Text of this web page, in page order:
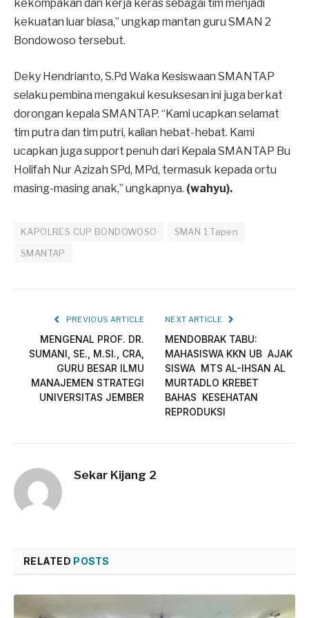
kekompakan dan kerja keras sebagai tim menjadi
kekuatan luar biasa,” ungkap mantan guru SMAN 2
Bondowoso tersebut.
Deky Hendrianto, S.Pd Waka Kesiswaan SMANTAP
selaku pembina mengakui kesuksesan ini juga berkat
dorongan kepala SMANTAP. “Kami ucapkan selamat
tim putra dan tim putri, kalian hebat-hebat. Kami
ucapkan juga support penuh dari Kepala SMANTAP Bu
Holifah Nur Azizah SPd, MPd, termasuk kepada ortu
masing-masing anak,” ungkapnya. (wahyu).
KAPOLRES CUP BONDOWOSO
SMAN 1 Tapen
SMANTAP
PREVIOUS ARTICLE
MENGENAL PROF. DR.
SUMANI, SE., M.SI., CRA,
GURU BESAR ILMU
MANAJEMEN STRATEGI
UNIVERSITAS JEMBER
NEXT ARTICLE
MENDOBRAK TABU:
MAHASISWA KKN UB AJAK
SISWA MTS AL-IHSAN AL
MURTADLO KREBET
BAHAS KESEHATAN
REPRODUKSI
Sekar Kijang 2
RELATED POSTS